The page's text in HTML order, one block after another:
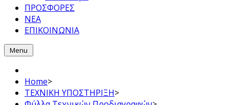
ΠΡΟΣΦΟΡΕΣ
ΝΕΑ
ΕΠΙΚΟΙΝΩΝΙΑ
Menu
Home>
ΤΕΧΝΙΚΗ ΥΠΟΣΤΗΡΙΞΗ>